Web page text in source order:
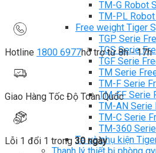
TM-G Robot
TM-PL
Free weight Tiger
TGP Serie
TGS Serie
TGF Serie
TM Serie
TM-F Serie
TM-FF Serie
TM-AN Serie
TM-C Serie
TM-360 Serie
Tạ và phụ kiện
Hotline 1800 6977hỗ trợ từ 8h - 17h
Giao Hàng Tốc Độ Toàn Quốc
Lỗi 1 đổi 1 trong 30 ngày